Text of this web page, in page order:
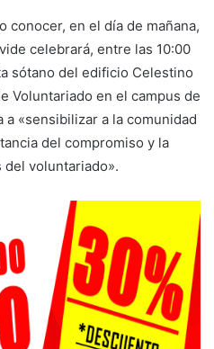
conocer, en el día de mañana,
celebrará, entre las 10:00
sótano del edificio Celestino
Voluntariado en el campus de
a «sensibilizar a la comunidad
del compromiso y la
voluntariado».